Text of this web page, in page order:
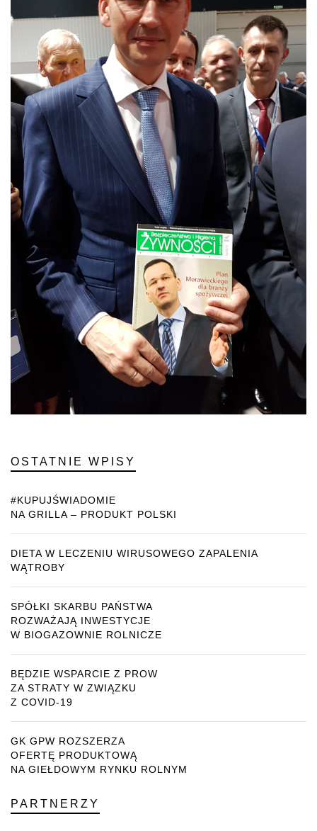
OSTATNIE WPISY
#KUPUJŚWIADOMIE
NA GRILLA – PRODUKT POLSKI
DIETA W LECZENIU WIRUSOWEGO ZAPALENIA
WĄTROBY
SPÓŁKI SKARBU PAŃSTWA
ROZWAŻAJĄ INWESTYCJE
W BIOGAZOWNIE ROLNICZE
BĘDZIE WSPARCIE Z PROW
ZA STRATY W ZWIĄZKU
Z COVID-19
GK GPW ROZSZERZA
OFERTĘ PRODUKTOWĄ
NA GIEŁDOWYM RYNKU ROLNYM
PARTNERZY